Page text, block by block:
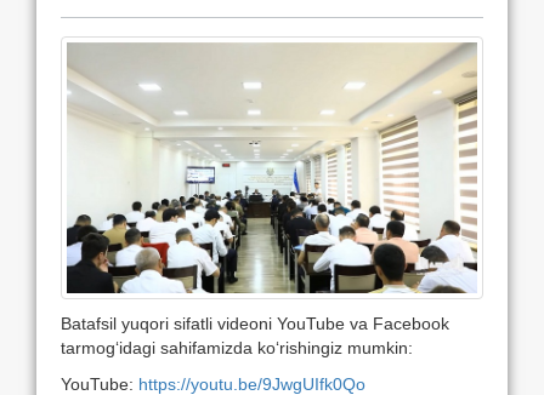
Batafsil yuqori sifatli videoni YouTube va Facebook
tarmog‘idagi sahifamizda ko‘rishingiz mumkin:
YouTube: https://youtu.be/9JwgUIfk0Qo